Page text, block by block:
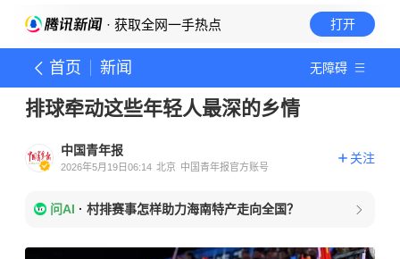
· 获取全网一手热点 打开
首页 新闻 无障碍
排球牵动这些年轻人最深的乡情
中国青年报
2026年5月19日06:14 北京 中国青年报官方账号
关注
问AI · 村排赛事怎样助力海南特产走向全国？